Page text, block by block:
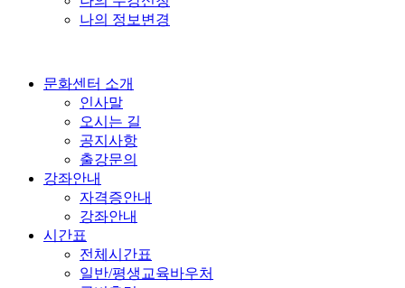
나의 정보변경
문화센터 소개
인사말
오시는 길
공지사항
출강문의
강좌안내
자격증안내
강좌안내
시간표
전체시간표
일반/평생교육바우처